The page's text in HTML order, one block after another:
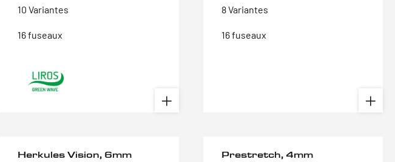
10 Variantes
16 fuseaux
8 Variantes
16 fuseaux
Herkules Vision, 6mm Prestretch, 4mm